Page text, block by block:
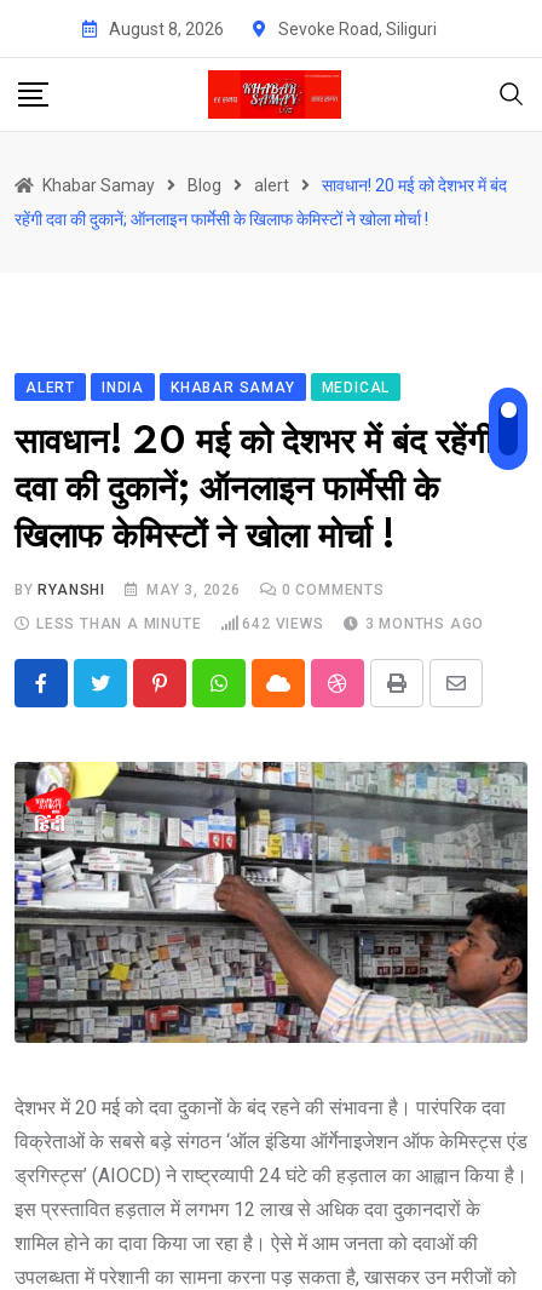
content
August 8, 2026 Sevoke Road, Siliguri
Khabar Samay Blog alert
सावधान! 20 मई को देशभर में बंद
रहेंगी दवा की दुकानें; ऑनलाइन फार्मेसी के खिलाफ केमिस्टों ने खोला मोर्चा !
ALERT INDIA KHABAR SAMAY MEDICAL
सावधान! 20 मई को देशभर में बंद रहेंगी
दवा की दुकानें; ऑनलाइन फार्मेसी के
खिलाफ केमिस्टों ने खोला मोर्चा !
BY RYANSHI MAY 3, 2026 0 COMMENTS
LESS THAN A MINUTE
642 VIEWS 3 MONTHS AGO
PinterestWhatsappCloud StumbleUpon
Print
Share
Email
देशभर में 20 मई को दवा दुकानों के बंद रहने की संभावना है। पारंपरिक दवा
विक्रेताओं के सबसे बड़े संगठन ‘ऑल इंडिया ऑर्गेनाइजेशन ऑफ केमिस्ट्स एंड
ड्रगिस्ट्स’ (AIOCD) ने राष्ट्रव्यापी 24 घंटे की हड़ताल का आह्वान किया है।
इस प्रस्तावित हड़ताल में लगभग 12 लाख से अधिक दवा दुकानदारों के
शामिल होने का दावा किया जा रहा है। ऐसे में आम जनता को दवाओं की
उपलब्धता में परेशानी का सामना करना पड़ सकता है, खासकर उन मरीजों को